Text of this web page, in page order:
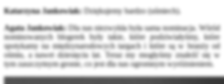
Katarzyna Jankowiak: Dziękujemy bardzo (uśmiech).
Agata Jankowiak:
Dla nas niezwykła była sama nominacja. Wśród
nominowanych blogerek były takie, które podziwiałyśmy, które
spotykamy na międzynarodowych targach i które są w branży od
ośmiu, a nawet dziesięciu lat. Teraz my mogłyśmy znaleźć się w
tym zaszczytnym gronie, co jest dla nas ogromnym wyróżnieniem.